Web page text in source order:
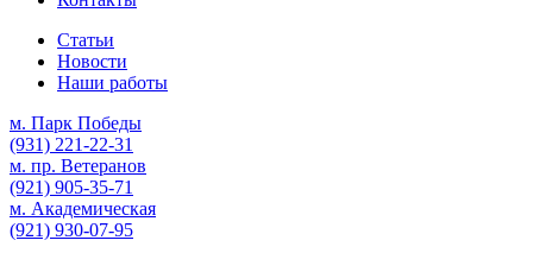
Статьи
Новости
Наши работы
м. Парк Победы
(931) 221-22-31
м. пр. Ветеранов
(921) 905-35-71
м. Академическая
(921) 930-07-95